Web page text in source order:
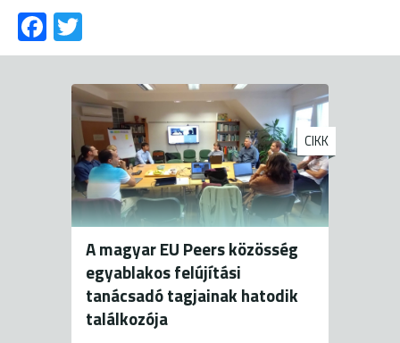
Fa
ce
ok
wi
tt
er
CIKK
A magyar EU Peers közösség
egyablakos felújítási
tanácsadó tagjainak hatodik
találkozója